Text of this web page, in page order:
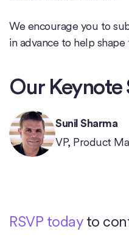
We encourage you to
in advance to help
Our Keynote
Sunil Sharma
VP, Product
RSVP todayto